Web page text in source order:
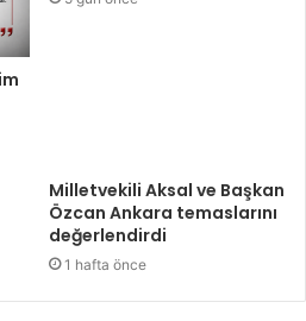
Milletvekili Aksal ve Başkan
Özcan Ankara temaslarını
değerlendirdi
1 hafta önce